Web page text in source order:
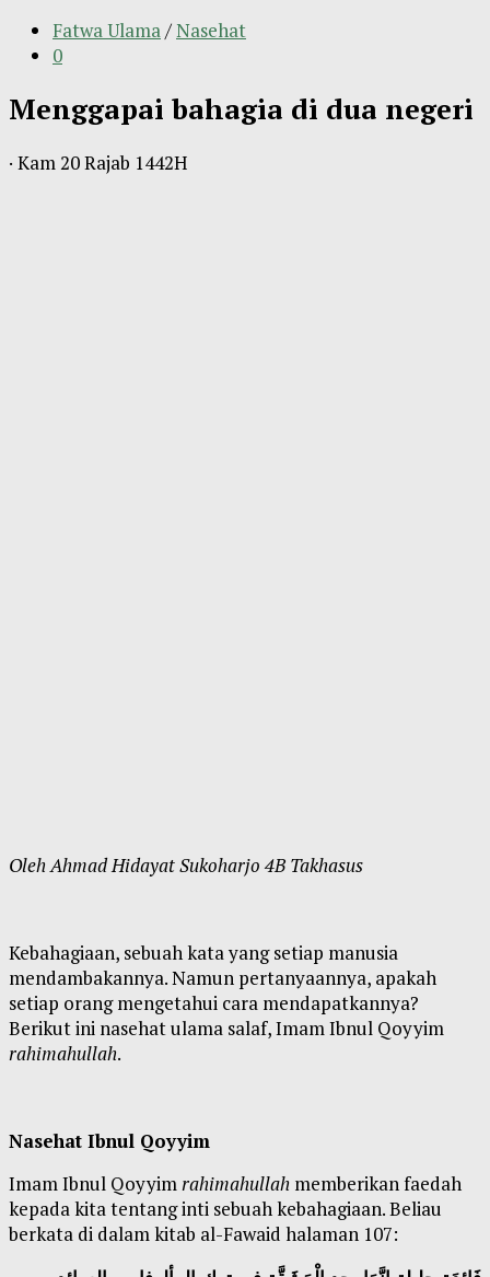
Fatwa Ulama/Nasehat
0
Menggapai bahagia di dua negeri
· Kam 20 Rajab 1442H
Oleh Ahmad Hidayat Sukoharjo 4B Takhasus
Kebahagiaan, sebuah kata yang setiap manusia
mendambakannya. Namun pertanyaannya, apakah
setiap orang mengetahui cara mendapatkannya?
Berikut ini nasehat ulama salaf, Imam Ibnul Qoyyim
rahimahullah.
Nasehat Ibnul Qoyyim
Imam Ibnul Qoyyimrahimahullah memberikan faedah
kepada kita tentang inti sebuah kebahagiaan. Beliau
berkata di dalam kitab al-Fawaid halaman 107: